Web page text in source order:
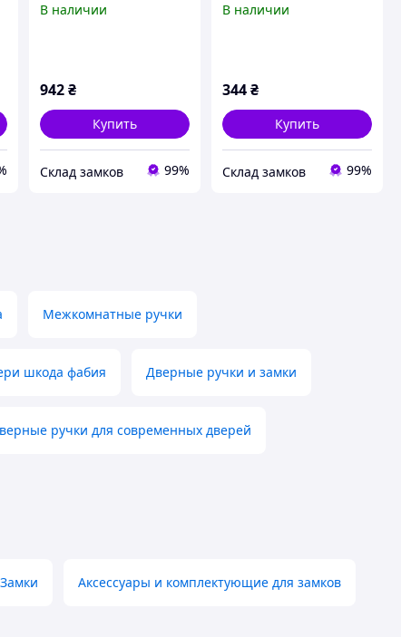
62 мм под защелку
В наличии
942 ₴
Купить
Склад замков 99%
В наличии
344₴
Купить
Склад замков 99%
Межкомнатные ручки
шкода фабия Дверные ручки и замки
ручки для современных дверей
Замки Аксессуары и комплектующие для замков